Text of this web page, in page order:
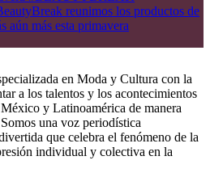
reunimos los productos de
aún más esta primavera
en Moda y Cultura con la
a los talentos y los acontecimientos
y Latinoamérica de manera
una voz periodística
que celebra el fenómeno de la
individual y colectiva en la